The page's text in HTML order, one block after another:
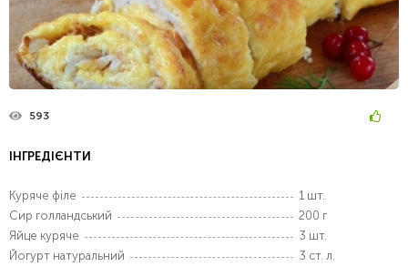
593
ІНГРЕДІЄНТИ
Куряче філе
1 шт.
Сир голландський
200 г
Яйце куряче
3 шт.
Йогурт натуральний
3 ст. л.